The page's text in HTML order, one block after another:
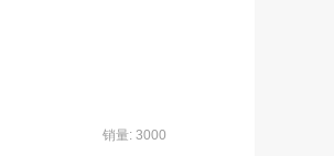
销量: 3000